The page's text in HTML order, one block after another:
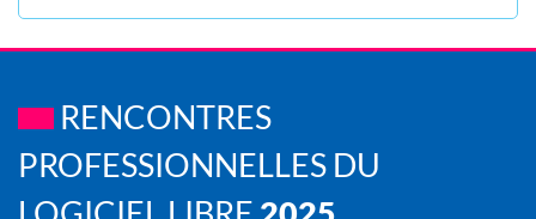
RENCONTRES
PROFESSIONNELLES DU